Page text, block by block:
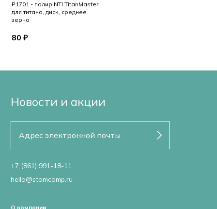
P1701 - полир NTI TitanMaster,
для титана, диск, среднее
зерно
80 ₽
Новости и акции
+7 (861) 991-18-11
hello@stomcomp.ru
О компании